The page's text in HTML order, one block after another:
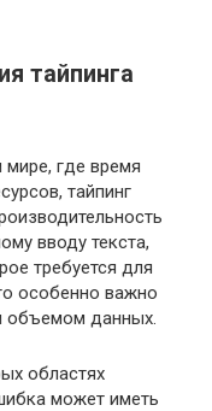
тайпинга
где время
тайпинг
вводу текста,
требуется для
особенно важно
объемом данных.
областях
может иметь